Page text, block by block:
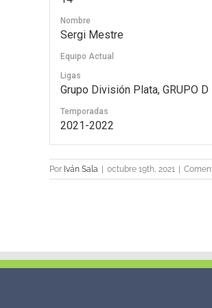
Nombre
Sergi Mestre
Equipo Actual
Ligas
Grupo División Plata, GRUPO
Temporadas
2021-2022
Por Iván Sala | octubre 19th, 2021 |